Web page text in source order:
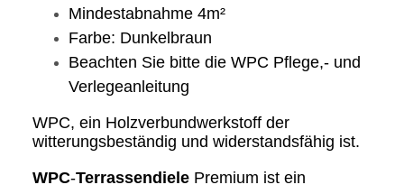
Mindestabnahme 4m²
Farbe: Dunkelbraun
Beachten Sie bitte die WPC Pflege,- und
Verlegeanleitung
WPC, ein Holzverbundwerkstoff der
witterungsbeständig und widerstandsfähig ist.
WPC-Terrassendiele Premium ist ein